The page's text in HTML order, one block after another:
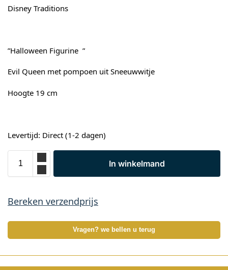
Disney Traditions
”Halloween Figurine ”
Evil Queen met pompoen uit Sneeuwwitje
Hoogte 19 cm
Levertijd: Direct (1-2 dagen)
In winkelmand
Bereken verzendprijs
Vragen? we bellen u terug